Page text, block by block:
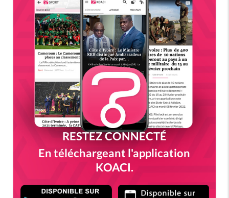
RESTEZ CONNECTÉ
En téléchargeant l'application
KOACI.